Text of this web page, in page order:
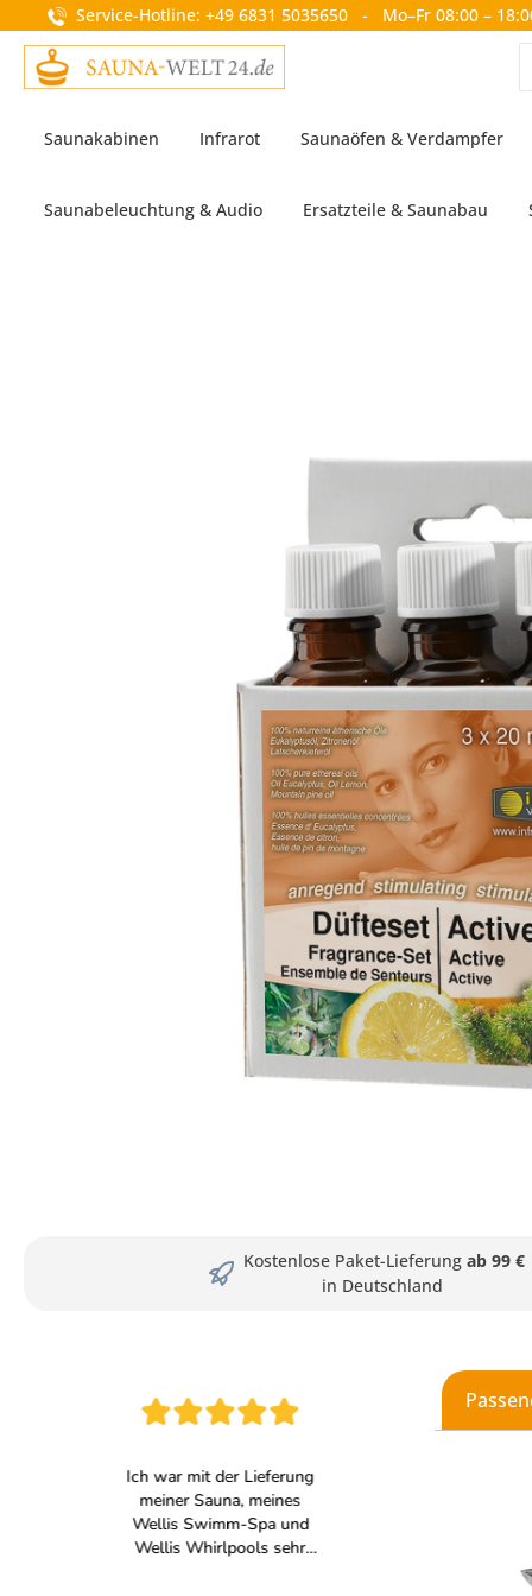
Zur Hauptnavigation springen
Service-Hotline: +49 6831 5035650 - Mo–Fr 08:00 –
Saunakabinen Infrarot Saunaöfen & Verdampfer
Saunabeleuchtung & Audio Ersatzteile & Saunabau
Kostenlose Paket-Lieferung ab 99 €
in Deutschland